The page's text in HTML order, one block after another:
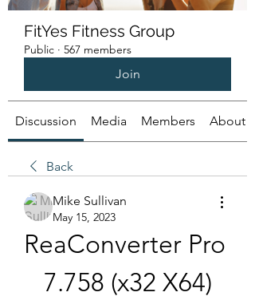
FitYes Fitness Group
Public · 567 members
Join
Discussion Media Members About
Back
Mike Sullivan
May 15, 2023
ReaConverter Pro
7.758 (x32 X64)